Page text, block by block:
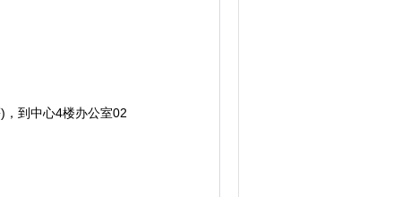
到中心4楼办公室02